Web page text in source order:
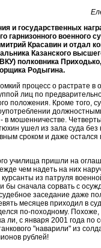
и государственных
гарнизонного военного
Красавин и отдал
Казанского
полковника
Родыгина.
процесс о растрате в
лиц по
положения. Кроме того,
мошенничестве.
ушел из зала суда без
сроком и даже остался
училища пришли на
чем надеть на них
из патруля
сначала сорвать с
заседание даже
месяцев приходил в
по-походному. Похоже,
ли, с января 2001 года по
"наварили" из
рублей!